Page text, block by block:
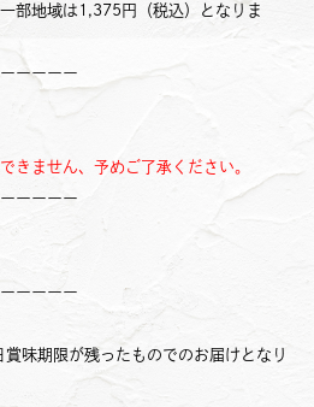
部地域は1,375円（税込）となりま
ーーーー
きません、予めご了承ください。
ーーーー
ーーーー
味期限が残ったものでのお届けとなり